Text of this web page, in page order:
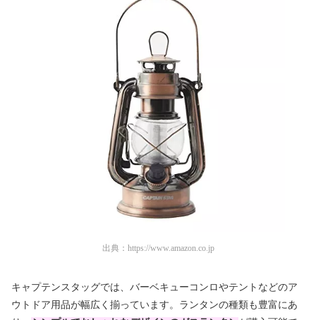
出典： https://www.amazon.co.jp
キャプテンスタッグでは、バーベキューコンロやテントなどのア
ウトドア用品が幅広く揃っています。ランタンの種類も豊富にあ